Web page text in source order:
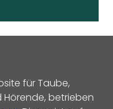
für Taube,
betrieben